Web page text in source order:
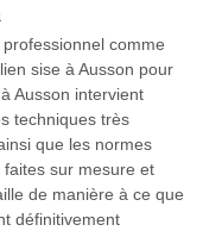
professionnel comme
sise à Ausson pour
Ausson intervient
techniques très
que les normes
sur mesure et
de manière à ce que
définitivement